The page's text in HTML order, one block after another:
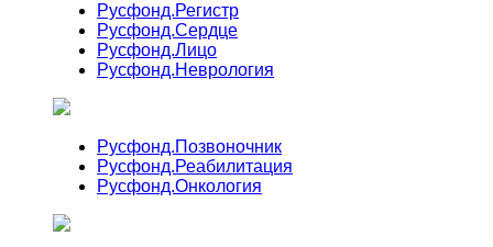
Русфонд.Регистр
Русфонд.Сердце
Русфонд.Лицо
Русфонд.Неврология
Русфонд.Позвоночник
Русфонд.Реабилитация
Русфонд.Онкология